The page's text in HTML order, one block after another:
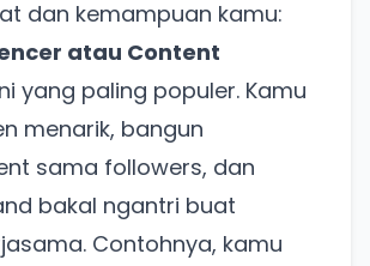
dan kemampuan kamu:
atau Content
yang paling populer. Kamu
menarik, bangun
sama followers, dan
bakal ngantri buat
Contohnya, kamu